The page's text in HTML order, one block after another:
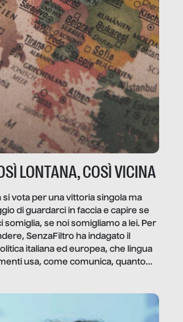
LONTANA, COSÌ VICINA
si vota per una vittoria singola ma
di guardarci in faccia e capire se
somiglia, se noi somigliamo a lei. Per
SenzaFiltro ha indagato il
italiana ed europea, che lingua
usa, come comunica, quanto